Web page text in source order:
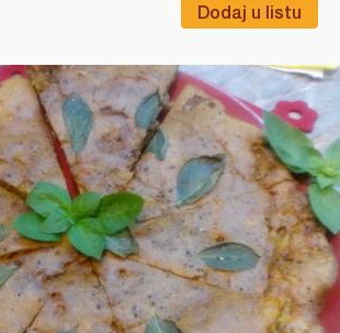
Dodaj u listu